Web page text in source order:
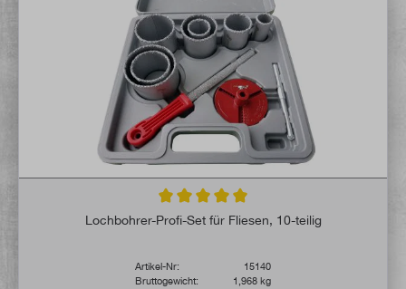
Durchschnittliche Bewertung von 5 von 5
Lochbohrer-Profi-Set für Fliesen, 10-teilig
Artikel-Nr:
15140
Bruttogewicht:
1,968 kg